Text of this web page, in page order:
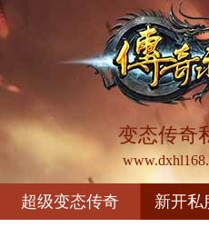
变态传奇
超级变态传奇 新开私